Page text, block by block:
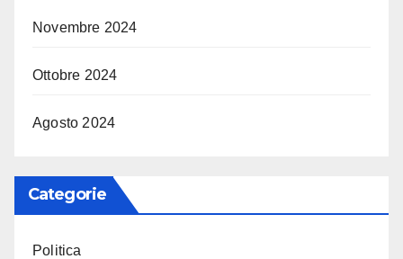
Novembre 2024
Ottobre 2024
Agosto 2024
Categorie
Politica